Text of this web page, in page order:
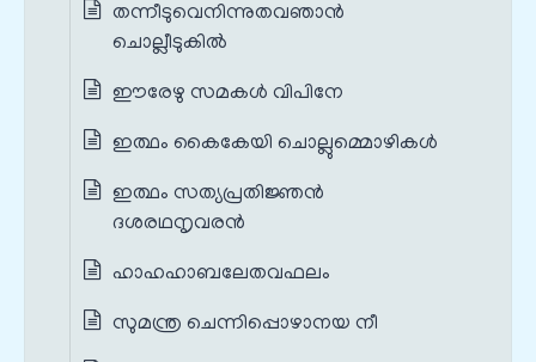
തന്നീടുവെനിന്നുതവഞാന്‍
ചൊല്ലീടുകില്‍
ഈരേഴു സമകള്‍ വിപിനേ
ഇത്ഥം കൈകേയി ചൊല്ലുമ്മൊഴികള്‍
ഇത്ഥം സത്യപ്രതിജ്ഞന്‍
ദശരഥനൃവരന്‍
ഹാഹഹാബലേതവഫലം
സുമന്ത്ര ചെന്നിപ്പൊഴാനയ നീ